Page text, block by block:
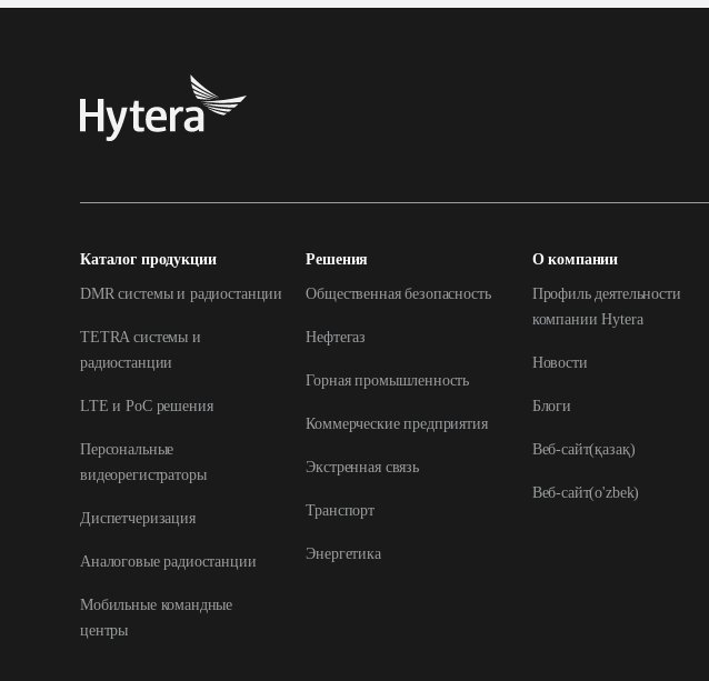
Каталог продукции
DMR системы и радиостанции
TETRA системы и
радиостанции
LTE и РоС решения
Персональные
видеорегистраторы
Диспетчеризация
Аналоговые радиостанции
Мобильные командные
центры
Решения
Общественная безопасность
Нефтегаз
Горная промышленность
Коммерческие предприятия
Экстренная связь
Транспорт
Энергетика
О компании
Профиль деятельности
компании Hytera
Новости
Блоги
Веб-сайт(қазақ)
Веб-сайт(o'zbek)